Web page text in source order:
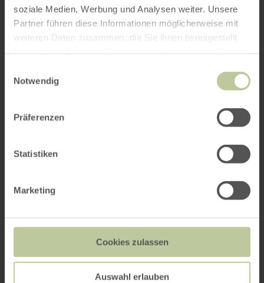
soziale Medien, Werbung und Analysen weiter. Unsere
Partner führen diese Informationen möglicherweise mit
weiteren Daten zusammen, die Sie ihnen bereitgestellt
Notwendig
Präferenzen
Statistiken
Marketing
Cookies zulassen
Auswahl erlauben